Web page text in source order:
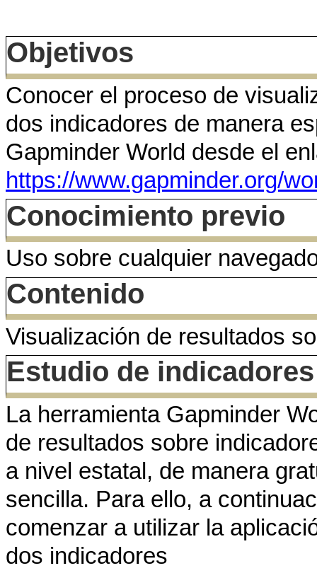
Objetivos
Conocer el proceso de
dos indicadores de manera
Gapminder World desde el
https://www.gapminder.org/
Conocimiento previo
Uso sobre cualquier
Contenido
Visualización de resultados
Estudio de
La herramienta Gapminder
de resultados sobre
a nivel estatal, de manera
sencilla. Para ello, a
comenzar a utilizar la
dos indicadores